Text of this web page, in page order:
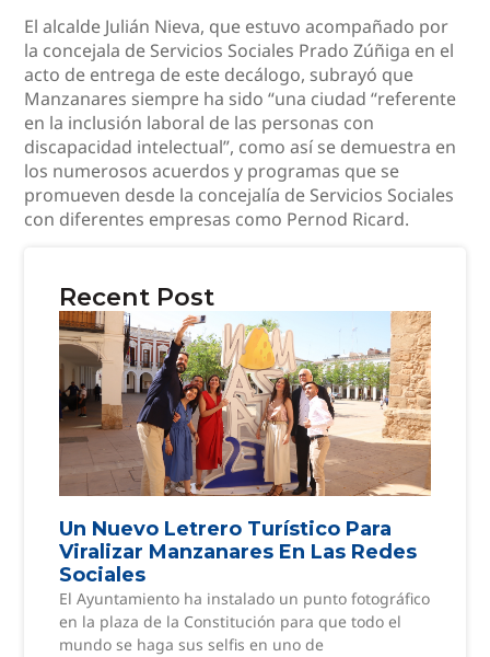
El alcalde Julián Nieva, que estuvo acompañado por
la concejala de Servicios Sociales Prado Zúñiga en el
acto de entrega de este decálogo, subrayó que
Manzanares siempre ha sido “una ciudad “referente
en la inclusión laboral de las personas con
discapacidad intelectual”, como así se demuestra en
los numerosos acuerdos y programas que se
promueven desde la concejalía de Servicios Sociales
con diferentes empresas como Pernod Ricard.
Recent Post
Un Nuevo Letrero Turístico Para
Viralizar Manzanares En Las Redes
Sociales
El Ayuntamiento ha instalado un punto fotográfico
en la plaza de la Constitución para que todo el
mundo se haga sus selfis en uno de